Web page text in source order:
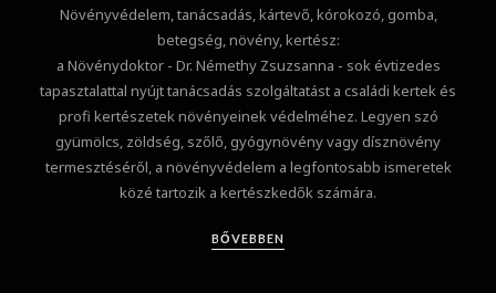
Növényvédelem, tanácsadás, kártevő, kórokozó, gomba,
betegség, növény, kertész:
a Növénydoktor - Dr. Némethy Zsuzsanna - sok évtizedes
tapasztalattal nyújt tanácsadás szolgáltatást a családi kertek és
profi kertészetek növényeinek védelméhez. Legyen szó
gyümölcs, zöldség, szőlő, gyógynövény vagy dísznövény
termesztéséről, a növényvédelem a legfontosabb ismeretek
közé tartozik a kertészkedők számára.
BŐVEBBEN